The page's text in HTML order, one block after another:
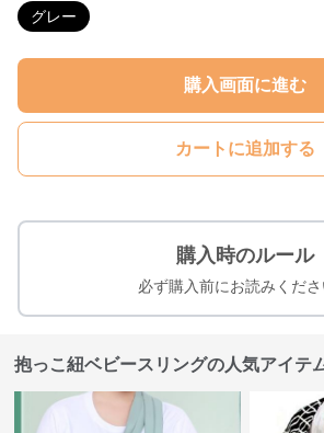
グレー
購入画面に進む
カートに追加する
購入時のルール
必ず購入前にお読みくださ
抱っこ紐ベビースリングの人気アイテ